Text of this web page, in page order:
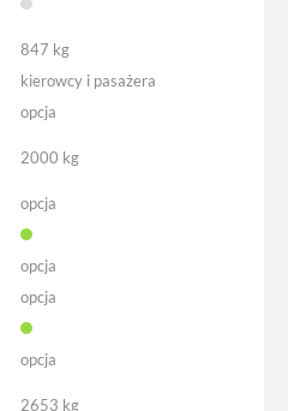
847 kg
kierowcy i pasażera
opcja
2000 kg
opcja
opcja
opcja
opcja
2653 kg